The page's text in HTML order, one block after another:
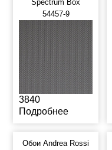
Spectrum Box
54457-9
3840
Подробнее
Обои Andrea Rossi